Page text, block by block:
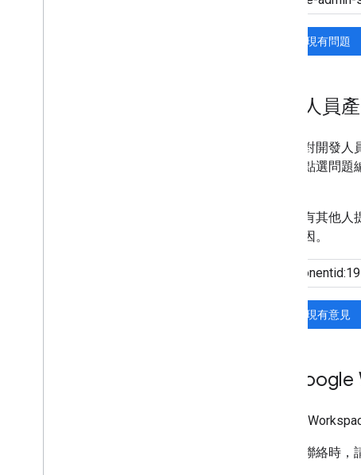
搜尋現有問題
開發人員
如果您對開發
報，請點選問
如果沒有其他
要的原因。
搜尋現有意見
與
Google
與我們聯絡時，